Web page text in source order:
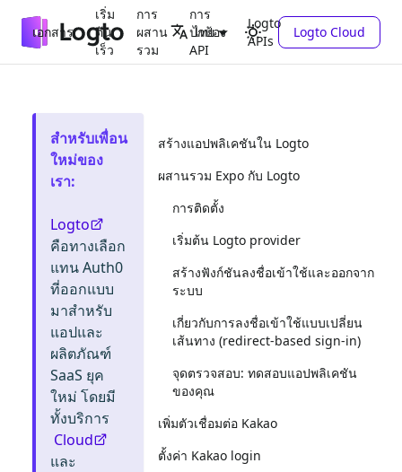
เอกสาร
เริ่ม
ต้น
เร็ว
การ
ผสาน
รวม
การ
ปกป้อง
API
Logto
APIs
ไทย Logto Cloud
สำหรับเพื่อน
ใหม่ของ
เรา:
Logto
คือทางเลือก
แทน Auth0
ที่ออกแบบ
มาสำหรับ
แอปและ
ผลิตภัณฑ์
SaaS ยุค
ใหม่ โดยมี
ทั้งบริการ
Cloud
และ
สร้างแอปพลิเคชันใน Logto
ผสานรวม Expo กับ Logto
การติดตั้ง
เริ่มต้น Logto provider
สร้างฟังก์ชันลงชื่อเข้าใช้และออกจาก
ระบบ
เกี่ยวกับการลงชื่อเข้าใช้แบบเปลี่ยน
เส้นทาง (redirect-based sign-in)
จุดตรวจสอบ: ทดสอบแอปพลิเคชัน
ของคุณ
เพิ่มตัวเชื่อมต่อ Kakao
ตั้งค่า Kakao login